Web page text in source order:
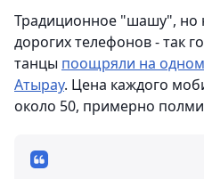
Традиционное "шашу", но
дорогих телефонов - так
танцы поощряли на
Атырау. Цена каждого
около 50, примерно